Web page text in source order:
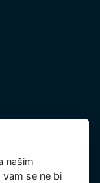
podataka
našim
se ne bi